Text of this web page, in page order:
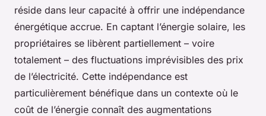
réside dans leur capacité à offrir une indépendance
énergétique accrue. En captant l’énergie solaire, les
propriétaires se libèrent partiellement – voire
totalement – des fluctuations imprévisibles des prix
de l’électricité. Cette indépendance est
particulièrement bénéfique dans un contexte où le
coût de l’énergie connaît des augmentations